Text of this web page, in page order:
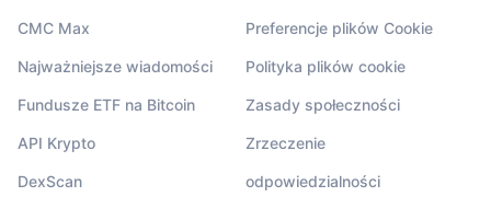
CMC Max
Najważniejsze wiadomości
Fundusze ETF na Bitcoin
API Krypto
DexScan
Preferencje plików Cookie
Polityka plików cookie
Zasady społeczności
Zrzeczenie
odpowiedzialności